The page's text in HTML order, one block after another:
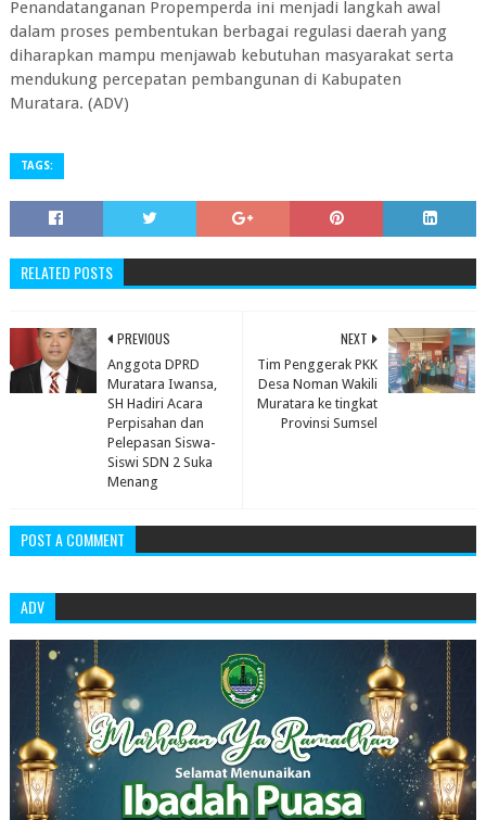
‎Penandatanganan Propemperda ini menjadi langkah awal
dalam proses pembentukan berbagai regulasi daerah yang
diharapkan mampu menjawab kebutuhan masyarakat serta
mendukung percepatan pembangunan di Kabupaten
Muratara. (ADV)
TAGS:
RELATED POSTS
NEXT
Tim Penggerak PKK
Desa Noman Wakili
Muratara ke tingkat
Provinsi Sumsel
PREVIOUS
Anggota DPRD
Muratara Iwansa,
SH Hadiri Acara
Perpisahan dan
Pelepasan Siswa-
Siswi SDN 2 Suka
Menang
POST A COMMENT
ADV